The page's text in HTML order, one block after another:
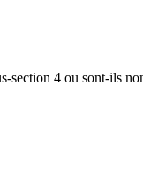
section 4 ou sont-ils